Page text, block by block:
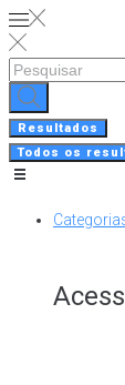
Skip
to
content
Search
Resultados
Todos os